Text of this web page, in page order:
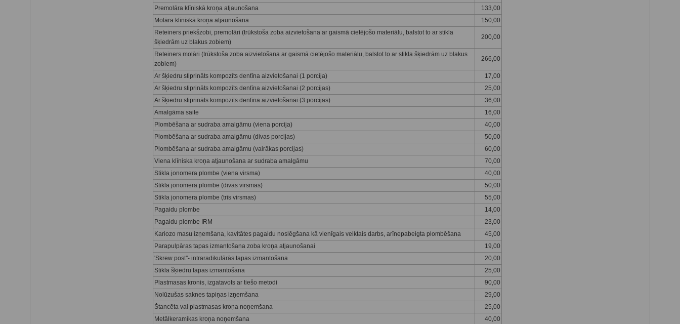
Premolāra klīniskā kroņa atjaunošana
133,00
Molāra klīniskā kroņa atjaunošana
150,00
Reteiners priekšzobi, premolāri (trūkstoša zoba aizvietošana ar gaismā cietējošo materiālu, balstot to ar stikla
šķiedrām uz blakus zobiem)
200,00
Reteiners molāri (trūkstoša zoba aizvietošana ar gaismā cietējošo materiālu, balstot to ar stikla šķiedrām uz blakus
zobiem)
266,00
Ar šķiedru stiprināts kompozīts dentīna aizvietošanai (1 porcija)
17,00
Ar šķiedru stiprināts kompozīts dentīna aizvietošanai (2 porcijas)
25,00
Ar šķiedru stiprināts kompozīts dentīna aizvietošanai (3 porcijas)
36,00
Amalgāma saite
16,00
Plombēšana ar sudraba amalgāmu (viena porcija)
40,00
Plombēšana ar sudraba amalgāmu (divas porcijas)
50,00
Plombēšana ar sudraba amalgāmu (vairākas porcijas)
60,00
Viena klīniska kroņa atjaunošana ar sudraba amalgāmu
70,00
Stikla jonomera plombe (viena virsma)
40,00
Stikla jonomera plombe (divas virsmas)
50,00
Stikla jonomera plombe (trīs virsmas)
55,00
Pagaidu plombe
14,00
Pagaidu plombe IRM
23,00
Kariozo masu izņemšana, kavitātes pagaidu noslēgšana kā vienīgais veiktais darbs, arīnepabeigta plombēšana
45,00
Parapulpāras tapas izmantošana zoba kroņa atjaunošanai
19,00
'Skrew post''- intraradikulārās tapas izmantošana
20,00
Stikla šķiedru tapas izmantošana
25,00
Plastmasas kronis, izgatavots ar tiešo metodi
90,00
Nolūzušas saknes tapiņas izņemšana
29,00
Štancēta vai plastmasas kroņa noņemšana
25,00
Metālkeramikas kroņa noņemšana
40,00